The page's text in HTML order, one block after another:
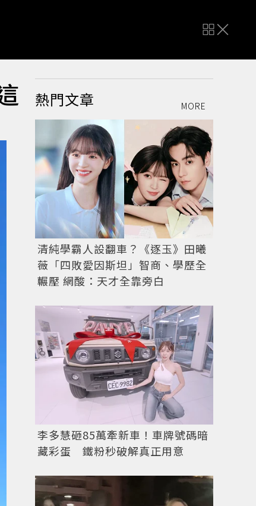
熱門文章 MORE
清純學霸人設翻車？《逐玉》田曦
薇「四敗愛因斯坦」智商、學歷全
輾壓 網酸：天才全靠旁白
李多慧砸85萬牽新車！車牌號碼暗
藏彩蛋 鐵粉秒破解真正用意